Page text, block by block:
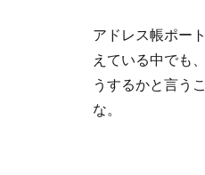
アドレス帳ポー
えている中でも
うするかと言う
な。